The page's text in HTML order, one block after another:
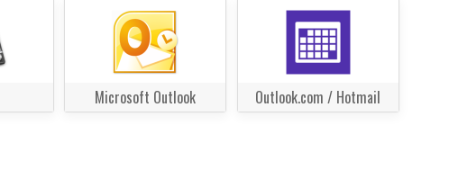
Microsoft Outlook Outlook.com / Hotmail